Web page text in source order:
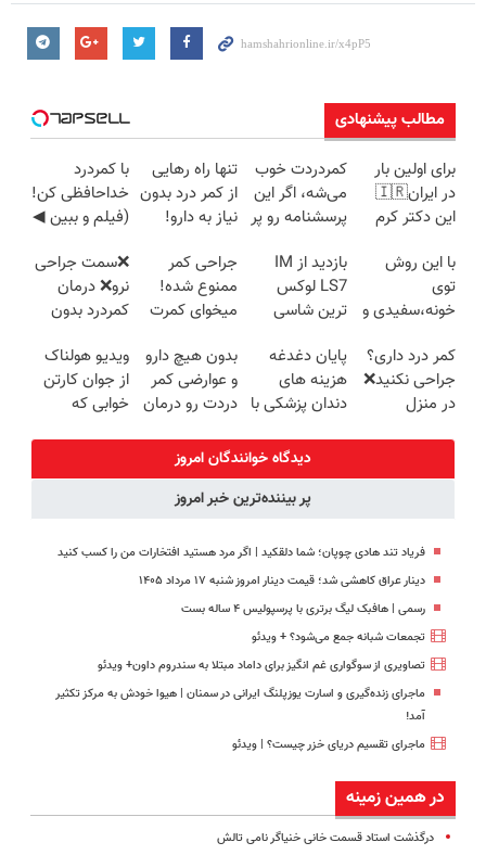
مطالب پیشنهادی
برای اولین بار
در ایران🇮🇷
این دکتر کرم
روزه ساخت!
کمردردت خوب
می‌شه، اگر این
پرسشنامه رو پر
تنها راه رهایی
از کمر درد بدون
نیاز به دارو!
با کمردرد
خداحافظی کن!
(فیلم و ببین ◀
پرکن)
با این روش
توی
خونه،سفیدی و
برگردون
(40%off)
بازدید از IM
LS7 لوکس
ترین شاسی
در باشگاه
انقلاب
جراحی کمر
ممنوع شده!
میخوای کمرت
درمان کنی؟
((پرسش‌نامه))
❌سمت جراحی
نرو❌ درمان
کمردرد بدون
کمر درد داری؟
جراحی نکنید❌
در منزل
پایان دغدغه
هزینه های
دندان پزشکی با
کننده خانگی
بدون هیچ دارو
و عوارضی کمر
دردت رو درمان
(پرسش‌نامه)
ویدیو هولناک
از جوان کارتن
خوابی که
دیدگاه خوانندگان امروز
پر بیننده‌ترین خبر امروز
فریاد تند هادی چوپان؛‌ شما دلقکید | اگر مرد هستید افتخارات من را کسب کنید
دینار عراق کاهشی شد؛ قیمت دینار امروز شنبه ۱۷ مرداد ۱۴۰۵
رسمی | هافبک لیگ برتری با پرسپولیس ۴ ساله بست
تجمعات شبانه جمع می‌شود؟ + ویدئو
تصاویری از سوگواری غم انگیز برای داماد مبتلا به سندروم داون+ ویدئو
ماجرای زنده‌گیری و اسارت یوزپلنگ ایرانی در سمنان | هیوا خودش به مرکز تکثیر
آمد!
ماجرای تقسیم دریای خزر چیست؟ | ویدئو
در همین زمینه
درگذشت استاد قسمت خانی خنیاگر نامی تالش